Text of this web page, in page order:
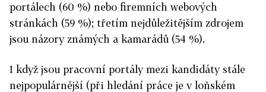
portálech (60 %) nebo firemních webových
stránkách (59 %); třetím nejdůležitějším zdrojem
jsou názory známých a kamarádů (54 %).
I když jsou pracovní portály mezi kandidáty stále
nejpopulárnější (při hledání práce je v loňském